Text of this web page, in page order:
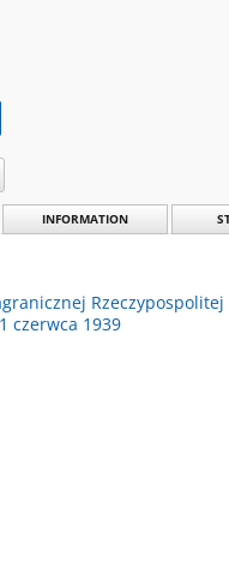
INFORMATION
Rzeczypospolitej
czerwca 1939